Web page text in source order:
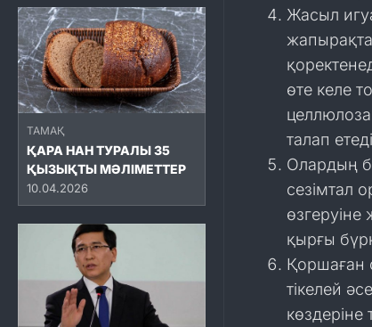
ТАМАҚ
ҚАРА НАН ТУРАЛЫ 35
ҚЫЗЫҚТЫ МӘЛІМЕТТЕР
10.04.2026
Жасыл
өте келе
талап
Олардың
сезімтал
қырғы
Қоршаған
тікелей
көздеріне